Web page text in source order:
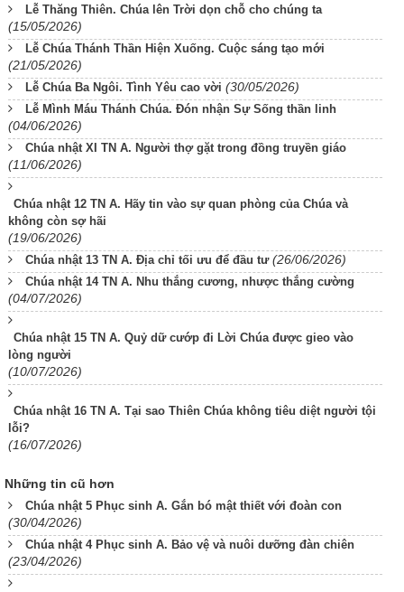
Lễ Thăng Thiên. Chúa lên Trời dọn chỗ cho chúng ta
(15/05/2026)
Lễ Chúa Thánh Thần Hiện Xuống. Cuộc sáng tạo mới
(21/05/2026)
Lễ Chúa Ba Ngôi. Tình Yêu cao vời (30/05/2026)
Lễ Mình Máu Thánh Chúa. Đón nhận Sự Sống thần linh
(04/06/2026)
Chúa nhật XI TN A. Người thợ gặt trong đồng truyền giáo
(11/06/2026)
Chúa nhật 12 TN A. Hãy tin vào sự quan phòng của Chúa và
không còn sợ hãi
(19/06/2026)
Chúa nhật 13 TN A. Địa chỉ tối ưu để đầu tư (26/06/2026)
Chúa nhật 14 TN A. Nhu thắng cương, nhược thắng cường
(04/07/2026)
Chúa nhật 15 TN A. Quỷ dữ cướp đi Lời Chúa được gieo vào
lòng người
(10/07/2026)
Chúa nhật 16 TN A. Tại sao Thiên Chúa không tiêu diệt người tội
lỗi?
(16/07/2026)
Những tin cũ hơn
Chúa nhật 5 Phục sinh A. Gắn bó mật thiết với đoàn con
(30/04/2026)
Chúa nhật 4 Phục sinh A. Bảo vệ và nuôi dưỡng đàn chiên
(23/04/2026)